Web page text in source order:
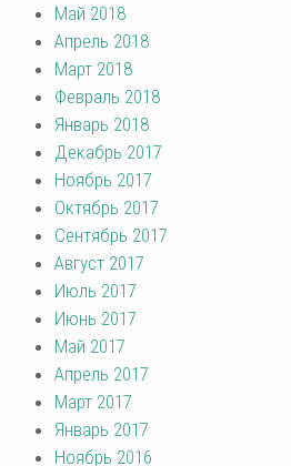
Май 2018
Апрель 2018
Март 2018
Февраль 2018
Январь 2018
Декабрь 2017
Ноябрь 2017
Октябрь 2017
Сентябрь 2017
Август 2017
Июль 2017
Июнь 2017
Май 2017
Апрель 2017
Март 2017
Январь 2017
Ноябрь 2016